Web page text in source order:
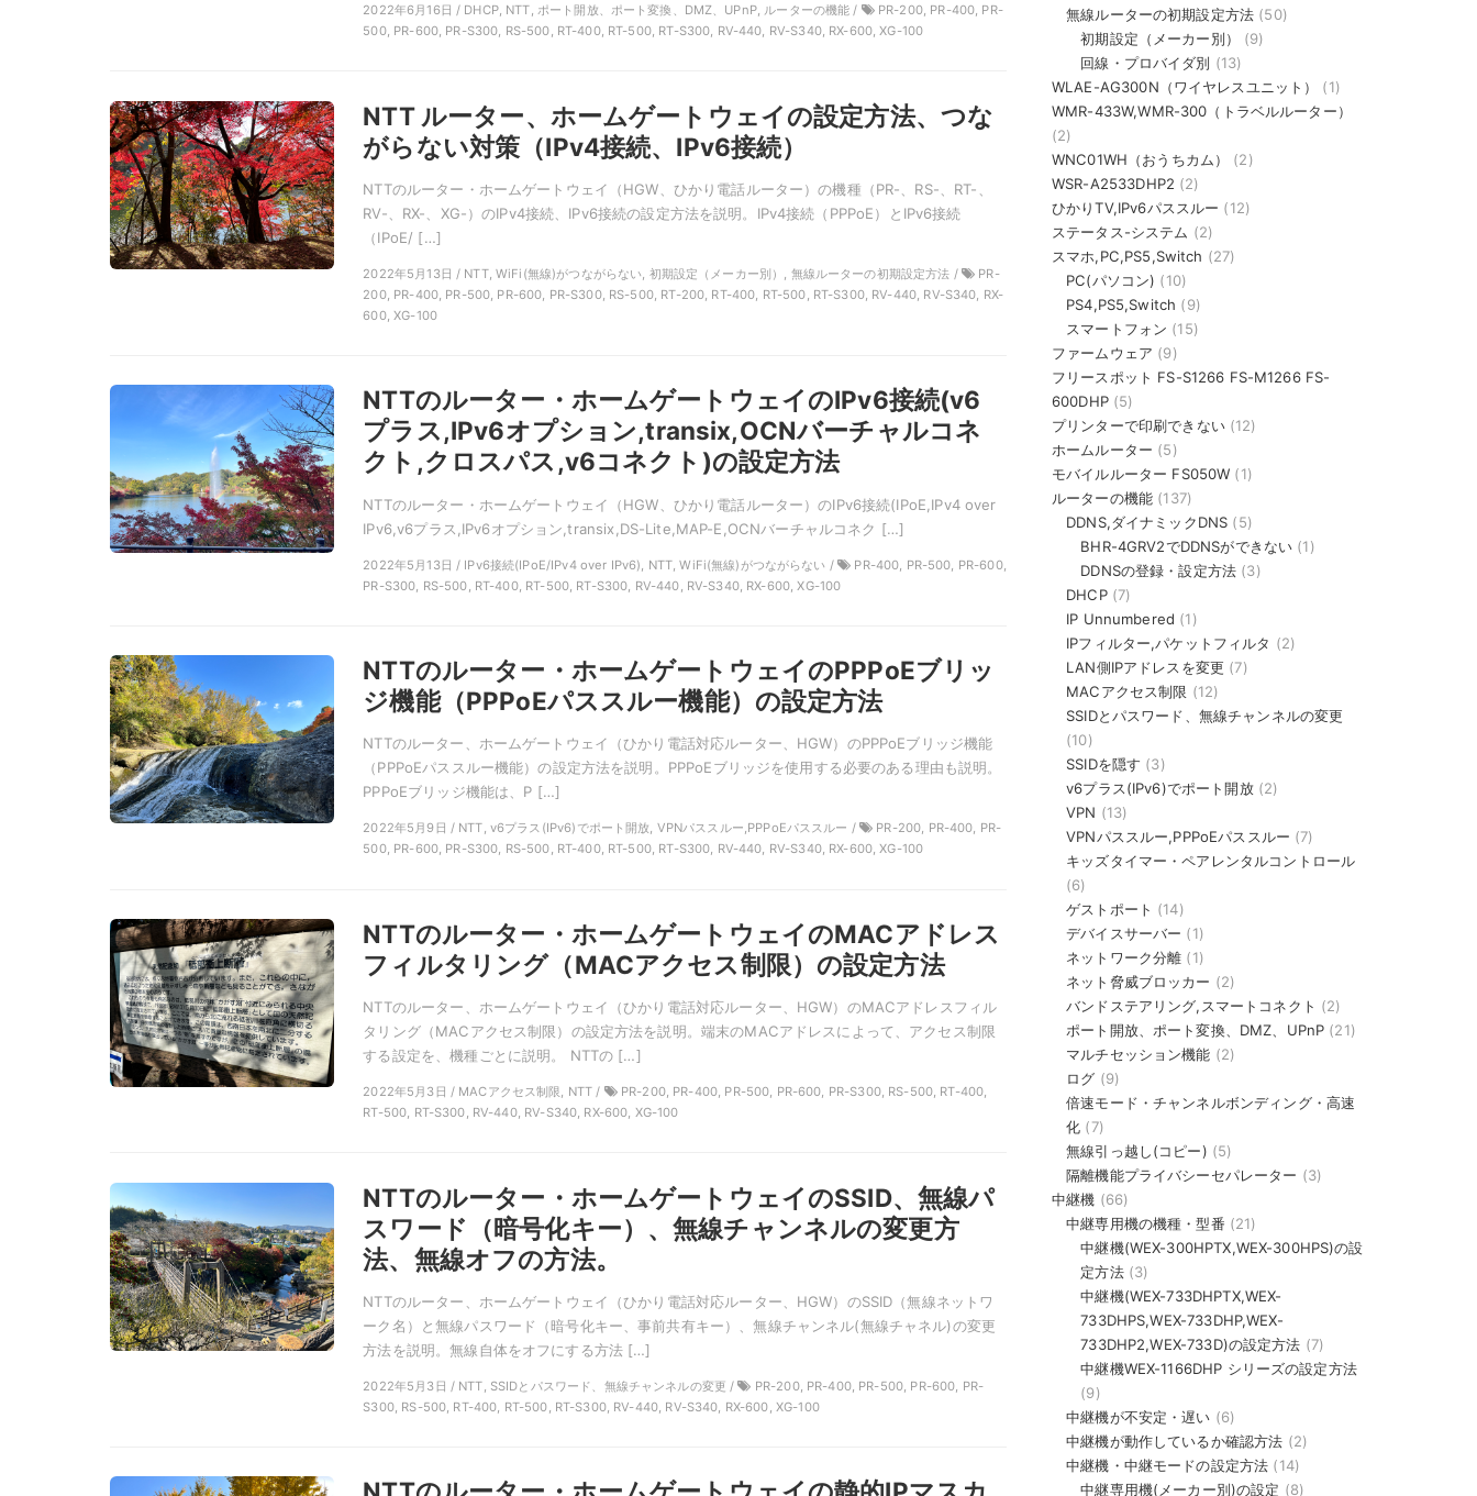
2022年6月16日 / DHCP, NTT, ポート開放、ポート変換、DMZ、UPnP, ルーターの機能 /
PR-200, PR-400, PR-
500, PR-600, PR-S300, RS-500, RT-400, RT-500, RT-S300, RV-440, RV-S340, RX-600, XG-100
NTT ルーター、ホームゲートウェイの設定方法、つな
がらない対策（IPv4接続、IPv6接続）
NTTのルーター・ホームゲートウェイ（HGW、ひかり電話ルーター）の機種（PR-、RS-、RT-、
RV-、RX-、XG-）のIPv4接続、IPv6接続の設定方法を説明。IPv4接続（PPPoE）とIPv6接続
（IPoE/ […]
2022年5月13日 / NTT, WiFi(無線)がつながらない, 初期設定（メーカー別）, 無線ルーターの初期設定方法 /
PR-
200, PR-400, PR-500, PR-600, PR-S300, RS-500, RT-200, RT-400, RT-500, RT-S300, RV-440, RV-S340, RX-
600, XG-100
NTTのルーター・ホームゲートウェイのIPv6接続(v6
プラス,IPv6オプション,transix,OCNバーチャルコネ
クト,クロスパス,v6コネクト)の設定方法
NTTのルーター・ホームゲートウェイ（HGW、ひかり電話ルーター）のIPv6接続(IPoE,IPv4 over
IPv6,v6プラス,IPv6オプション,transix,DS-Lite,MAP-E,OCNバーチャルコネク […]
2022年5月13日 / IPv6接続(IPoE/IPv4 over IPv6), NTT, WiFi(無線)がつながらない /
PR-400, PR-500, PR-600,
PR-S300, RS-500, RT-400, RT-500, RT-S300, RV-440, RV-S340, RX-600, XG-100
NTTのルーター・ホームゲートウェイのPPPoEブリッ
ジ機能（PPPoEパススルー機能）の設定方法
NTTのルーター、ホームゲートウェイ（ひかり電話対応ルーター、HGW）のPPPoEブリッジ機能
（PPPoEパススルー機能）の設定方法を説明。PPPoEブリッジを使用する必要のある理由も説明。
PPPoEブリッジ機能は、P […]
2022年5月9日 / NTT, v6プラス(IPv6)でポート開放, VPNパススルー,PPPoEパススルー /
PR-200, PR-400, PR-
500, PR-600, PR-S300, RS-500, RT-400, RT-500, RT-S300, RV-440, RV-S340, RX-600, XG-100
NTTのルーター・ホームゲートウェイのMACアドレス
フィルタリング（MACアクセス制限）の設定方法
NTTのルーター、ホームゲートウェイ（ひかり電話対応ルーター、HGW）のMACアドレスフィル
タリング（MACアクセス制限）の設定方法を説明。端末のMACアドレスによって、アクセス制限
する設定を、機種ごとに説明。 NTTの […]
2022年5月3日 / MACアクセス制限, NTT /
PR-200, PR-400, PR-500, PR-600, PR-S300, RS-500, RT-400,
RT-500, RT-S300, RV-440, RV-S340, RX-600, XG-100
NTTのルーター・ホームゲートウェイのSSID、無線パ
スワード（暗号化キー）、無線チャンネルの変更方
法、無線オフの方法。
NTTのルーター、ホームゲートウェイ（ひかり電話対応ルーター、HGW）のSSID（無線ネットワ
ーク名）と無線パスワード（暗号化キー、事前共有キー）、無線チャンネル(無線チャネル)の変更
方法を説明。無線自体をオフにする方法 […]
2022年5月3日 / NTT, SSIDとパスワード、無線チャンネルの変更 /
PR-200, PR-400, PR-500, PR-600, PR-
S300, RS-500, RT-400, RT-500, RT-S300, RV-440, RV-S340, RX-600, XG-100
無線ルーターの初期設定方法 (50)
初期設定（メーカー別）
(9)
回線・プロバイダ別 (13)
WLAE-AG300N（ワイヤレスユニット）
(1)
WMR-433W,WMR-300（トラベルルーター）
(2)
WNC01WH（おうちカム）
(2)
WSR-A2533DHP2 (2)
ひかりTV,IPv6パススルー (12)
ステータス-システム (2)
スマホ,PC,PS5,Switch (27)
PC(パソコン) (10)
PS4,PS5,Switch (9)
スマートフォン (15)
ファームウェア (9)
フリースポット FS-S1266 FS-M1266 FS-
600DHP(5)
プリンターで印刷できない(12)
ホームルーター (5)
モバイルルーター FS050W (1)
ルーターの機能 (137)
DDNS,ダイナミックDNS (5)
BHR-4GRV2でDDNSができない (1)
DDNSの登録・設定方法 (3)
DHCP(7)
IP Unnumbered (1)
IPフィルター,パケットフィルタ (2)
LAN側IPアドレスを変更 (7)
MACアクセス制限 (12)
SSIDとパスワード、無線チャンネルの変更
(10)
SSIDを隠す (3)
v6プラス(IPv6)でポート開放(2)
VPN (13)
VPNパススルー,PPPoEパススルー (7)
キッズタイマー・ペアレンタルコントロール
(6)
ゲストポート (14)
デバイスサーバー (1)
ネットワーク分離 (1)
ネット脅威ブロッカー (2)
バンドステアリング,スマートコネクト (2)
ポート開放、ポート変換、DMZ、UPnP (21)
マルチセッション機能 (2)
ログ (9)
倍速モード・チャンネルボンディング・高速
化 (7)
無線引っ越し(コピー) (5)
隔離機能プライバシーセパレーター (3)
中継機 (66)
中継専用機の機種・型番 (21)
中継機(WEX-300HPTX,WEX-300HPS)の設
定方法(3)
中継機(WEX-733DHPTX,WEX-
733DHPS,WEX-733DHP,WEX-
733DHP2,WEX-733D)の設定方法 (7)
中継機WEX-1166DHP シリーズの設定方法
(9)
中継機が不安定・遅い (6)
中継機が動作しているか確認方法 (2)
中継機・中継モードの設定方法 (14)
中継専用機(メーカー別)の設定 (8)